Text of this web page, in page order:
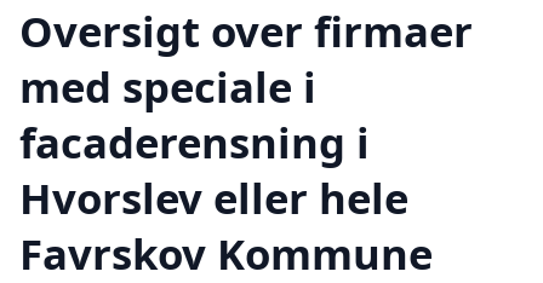
Oversigt over firmaer
med speciale i
facaderensning i
Hvorslev eller hele
Favrskov Kommune